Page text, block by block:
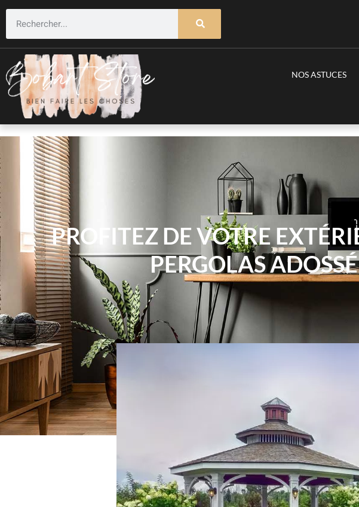
NOS ASTUCES
PROFITEZ DE VOTRE
PERGOLAS